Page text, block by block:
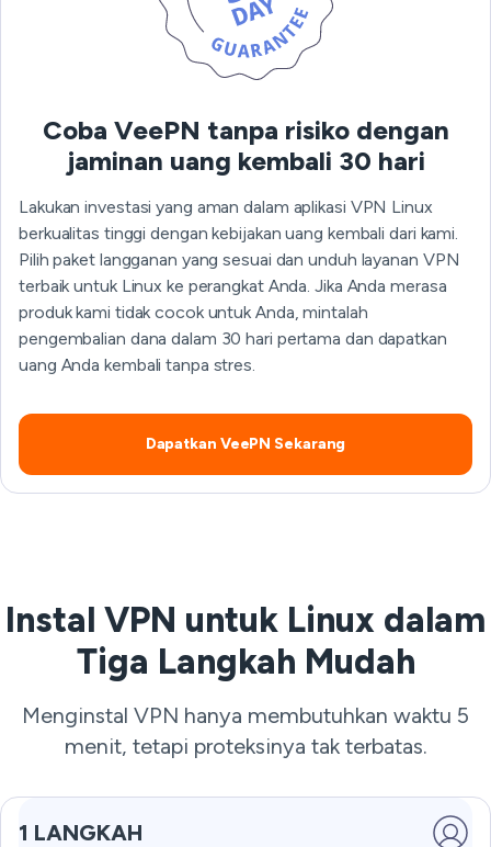
Coba VeePN tanpa risiko dengan
jaminan uang kembali 30 hari
Lakukan investasi yang aman dalam aplikasi VPN Linux
berkualitas tinggi dengan kebijakan uang kembali dari kami.
Pilih paket langganan yang sesuai dan unduh layanan VPN
terbaik untuk Linux ke perangkat Anda. Jika Anda merasa
produk kami tidak cocok untuk Anda, mintalah
pengembalian dana dalam 30 hari pertama dan dapatkan
uang Anda kembali tanpa stres.
Dapatkan VeePN Sekarang
Instal VPN untuk Linux dalam
Tiga Langkah Mudah
Menginstal VPN hanya membutuhkan waktu 5
menit, tetapi proteksinya tak terbatas.
1 LANGKAH